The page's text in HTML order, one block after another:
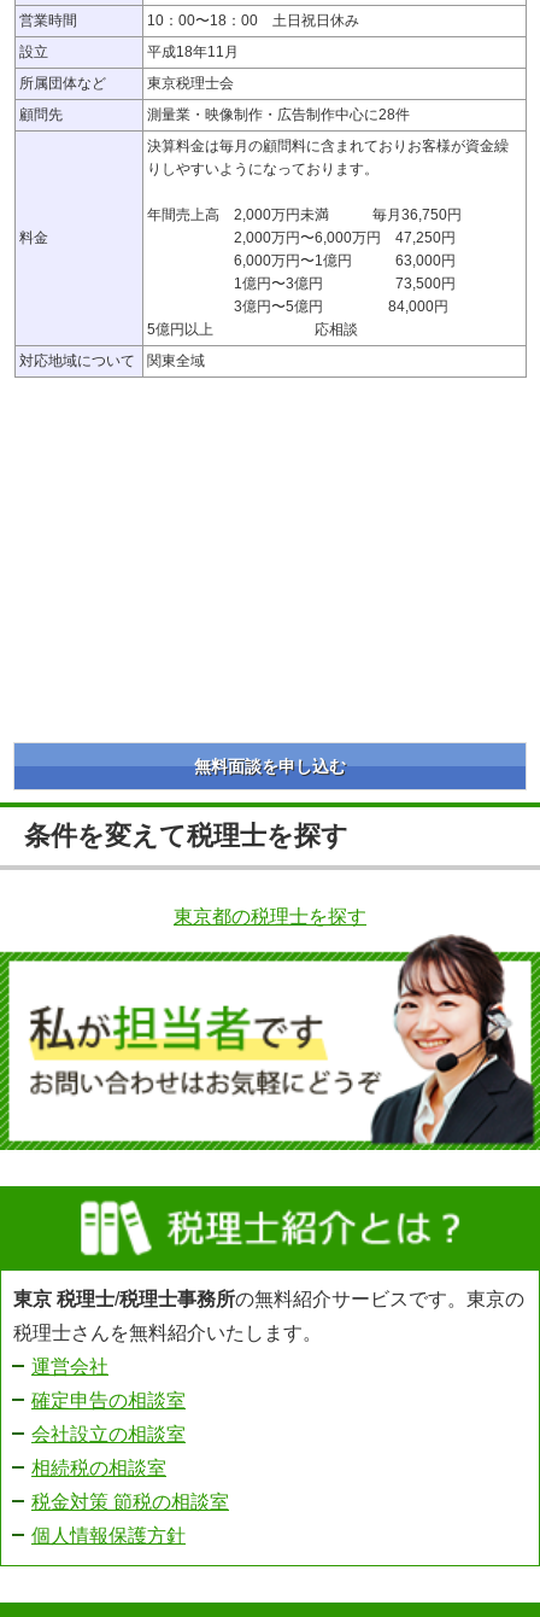
営業時間
10：00〜18：00 土日祝日休み
設立
平成18年11月
所属団体など
東京税理士会
顧問先
測量業・映像制作・広告制作中心に28件
料金
決算料金は毎月の顧問料に含まれておりお客様が資金繰
りしやすいようになっております。
年間売上高 2,000万円未満 毎月36,750円
2,000万円〜6,000万円 47,250円
6,000万円〜1億円 63,000円
1億円〜3億円 73,500円
3億円〜5億円 84,000円
5億円以上 応相談
対応地域について
関東全域
無料面談を申し込む
条件を変えて税理士を探す
東京都の税理士を探す
東京 税理士/税理士事務所の無料紹介サービスです。東京の
税理士さんを無料紹介いたします。
運営会社
確定申告の相談室
会社設立の相談室
相続税の相談室
税金対策 節税の相談室
個人情報保護方針